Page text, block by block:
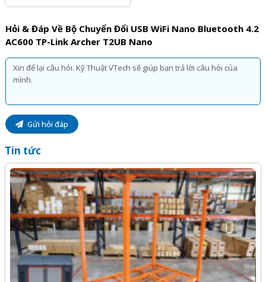
Hỏi & Đáp Về Bộ Chuyển Đổi USB WiFi Nano Bluetooth 4.2
AC600 TP-Link Archer T2UB Nano
Gửi hỏi đáp
Tin tức